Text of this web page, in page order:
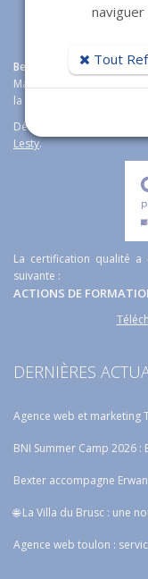
Bexter agence web
Marseille, Fréjus et Nice
la solution e-commerce
Découvrez aussi notre
Lesty.
La certification qualité
suivante :
ACTIONS DE
DERNIÈRES
Agence web et marketing
BNI Summer Camp 2026
Bexter accompagne
🌐 La Villa du Brusc : une
Agence web toulon :
Tout